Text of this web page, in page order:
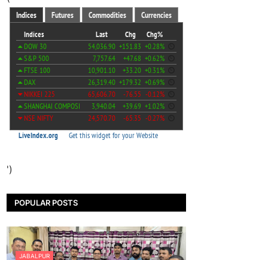
')
POPULAR POSTS
JABALPUR